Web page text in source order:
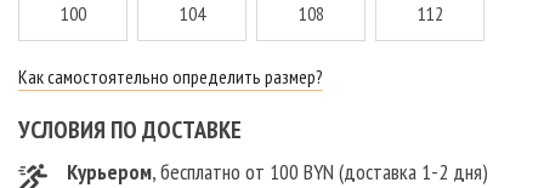
100 104 108 112
Как самостоятельно определить размер?
УСЛОВИЯ ПО ДОСТАВКЕ
Курьером, бесплатно от 100 BYN (доставка 1-2 дня)